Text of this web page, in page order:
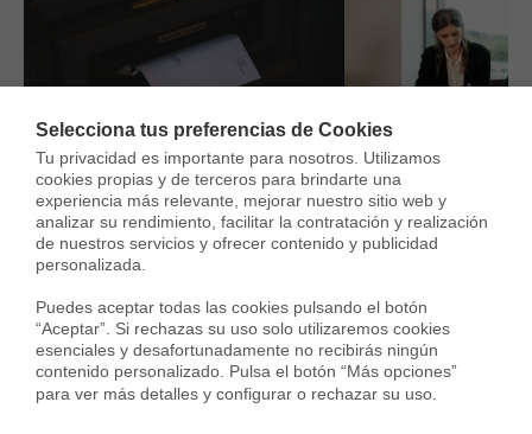
Selecciona tus preferencias de Cookies
Tu privacidad es importante para nosotros. Utilizamos
cookies propias y de terceros para brindarte una
experiencia más relevante, mejorar nuestro sitio web y
analizar su rendimiento, facilitar la contratación y realización
de nuestros servicios y ofrecer contenido y publicidad
personalizada.
Puedes aceptar todas las cookies pulsando el botón
“Aceptar”. Si rechazas su uso solo utilizaremos cookies
esenciales y desafortunadamente no recibirás ningún
contenido personalizado. Pulsa el botón “Más opciones”
para ver más detalles y configurar o rechazar su uso.
Alquilar piso 24 oct 2022
Todo lo que debe tener la carta
a un inquilino que no paga
Alquilar piso
¿Cuánto cuesta
contrato de
España?
Preguntas frecuentes sobre
inmobiliarias en Terrasa